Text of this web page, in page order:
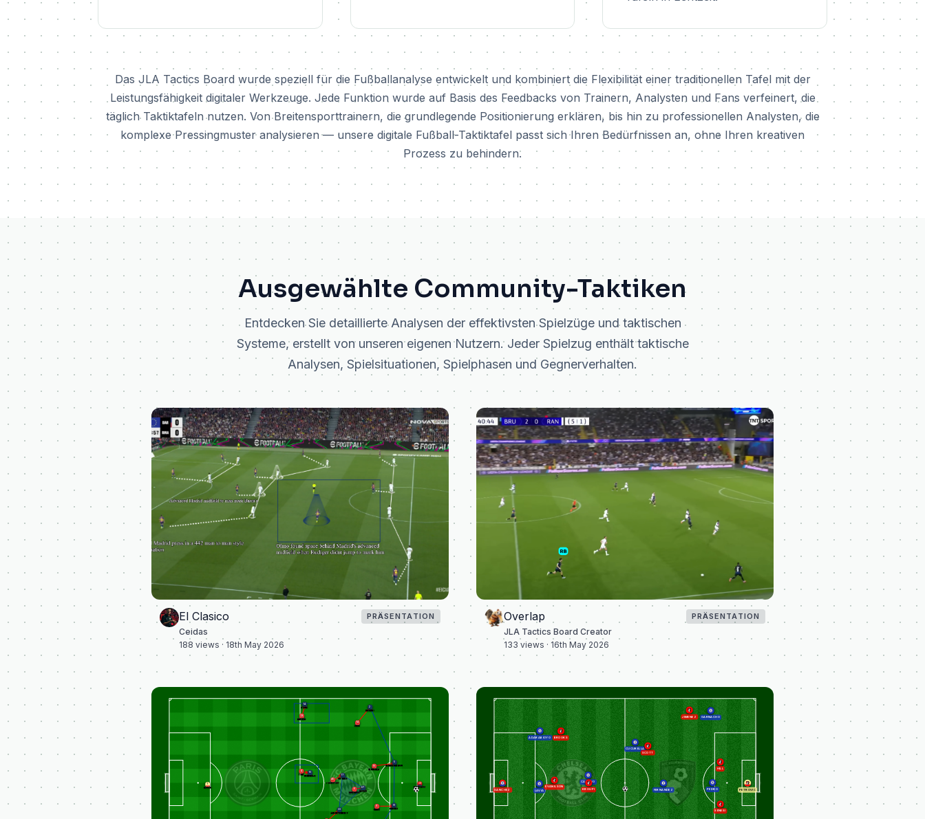
Das JLA Tactics Board wurde speziell für die Fußballanalyse entwickelt und kombiniert die Flexibilität einer traditionellen Tafel mit der
Leistungsfähigkeit digitaler Werkzeuge. Jede Funktion wurde auf Basis des Feedbacks von Trainern, Analysten und Fans verfeinert, die
täglich Taktiktafeln nutzen. Von Breitensporttrainern, die grundlegende Positionierung erklären, bis hin zu professionellen Analysten, die
komplexe Pressingmuster analysieren — unsere digitale Fußball-Taktiktafel passt sich Ihren Bedürfnissen an, ohne Ihren kreativen
Prozess zu behindern.
Ausgewählte Community-Taktiken
Entdecken Sie detaillierte Analysen der effektivsten Spielzüge und taktischen
Systeme, erstellt von unseren eigenen Nutzern. Jeder Spielzug enthält taktische
Analysen, Spielsituationen, Spielphasen und Gegnerverhalten.
El Clasico PRÄSENTATION
Ceidas
188 views · 18th May 2026
Overlap PRÄSENTATION
JLA Tactics Board Creator
133 views · 16th May 2026
39
SAFONOV
2
HAKIMI
5
MARQUINHOS
51
PACHO
33
ZAIRE-EMERY
17
VITINHA
87
NEVES
14
DOUE
10
DEMBELE
1
NEUER
4
TAH
19
DAVIES
6
KIMMICH
45
PAVLOVIC
10
MUSIALA
14
DIAZ
9
KANE
SANCHEZ
ADARABIOYO
CUCURELLA
LAVIA
CAICEDO
FERNANDEZ
GARNACHO
PEDRO PETROVIC
JIMENEZ
HILL
SENESI
SCOTT
BROOKS
KROUPI
EVANILSON